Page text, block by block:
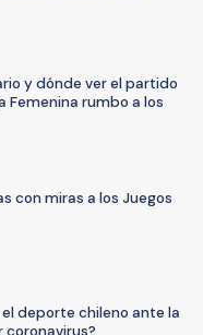
y dónde ver el partido
Femenina rumbo a los
con miras a los Juegos
deporte chileno ante la
coronavirus?